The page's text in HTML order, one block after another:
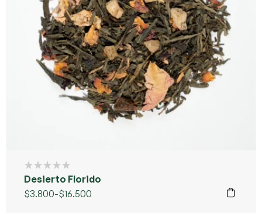
Desierto Florido
$3.800-$16.500